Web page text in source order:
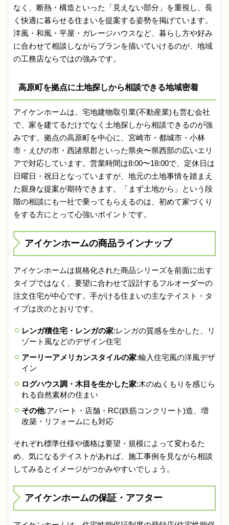
なく、断熱・構造といった「見えない部分」を重視し、長
く快適に暮らせる住まいを提案する姿勢を掲げています。
洋風・和風・平屋・ガレージハウスなど、暮らし方や好み
に合わせて相談しながらプランを描いていけるのが、地域
の工務店ならではの強みです。
高原町を拠点に土地探しから相談できる地域密着
アイケンホームは、宅地建物取引業(不動産業)も営む会社
で、家を建てるだけでなく土地探しから相談できるのが強
みです。拠点の高原町を中心に、宮崎市・都城市・小林
市・えびの市・西諸県郡といった県央〜県西部の広いエリ
アで対応しています。営業時間は8:00〜18:00で、定休日は
日曜日・祝日となっていますが、地元の土地事情を踏まえ
た親身な提案が期待できます。「まず土地から」という段
階の相談にも一社で乗ってもらえるのは、初めて家づくり
をする方にとって心強いポイントです。
アイケンホームの商品ラインナップ
アイケンホームは規格化された商品シリーズを前面に出す
タイプではなく、要望に合わせて設計するフルオーダーの
注文住宅が中心です。手がける住まいの主なテイスト・タ
イプは次のとおりです。
レンガ積住宅・レンガの家:レンガの質感を生かした、リ
ゾート風などのデザイン住宅
アーリーアメリカンスタイルの家:輸入住宅風の洋風デザ
イン
ログハウス調・木目を生かした家:木のぬくもりを感じら
れる自然素材の住まい
その他:アパート・店舗・RC(鉄筋コンクリート)造、増
改築・リフォームにも対応
それぞれ標準仕様や価格は要望・規模によって変わるた
め、気になるテイストがあれば、施工事例を見ながら相談
してみるとイメージがつかみやすいでしょう。
アイケンホームの保証・アフター